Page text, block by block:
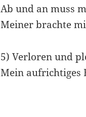
Ab und an muss
Meiner brachte
5) Verloren und
Mein aufrichtiges